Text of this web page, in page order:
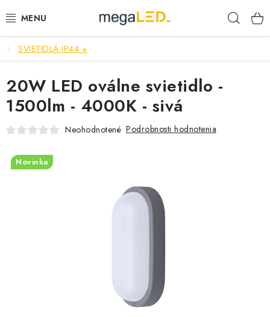
na
PRIEMYSEL
SVIETIDLÁ
ŽIAROVKY A TRUBICE
SEZÓNNE VÝPREDAJE POĽNOPOTREBY
SVIETIDLÁ IP44 +
20W LED oválne svietidlo -
1500lm - 4000K - sivá
Neohodnotené Podrobnosti hodnotenia
Novinka